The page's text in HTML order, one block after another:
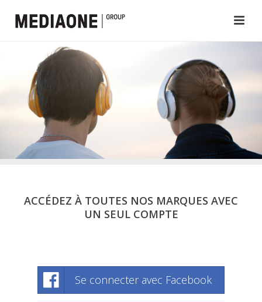
ACCÉDEZ À TOUTES NOS MARQUES AVEC
UN SEUL COMPTE
Se connecter avec Facebook